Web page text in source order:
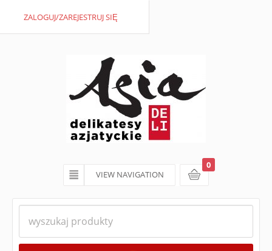
VIEW NAVIGATION
ZALOGUJ/ZAREJESTRUJ SIĘ
koszyk
0